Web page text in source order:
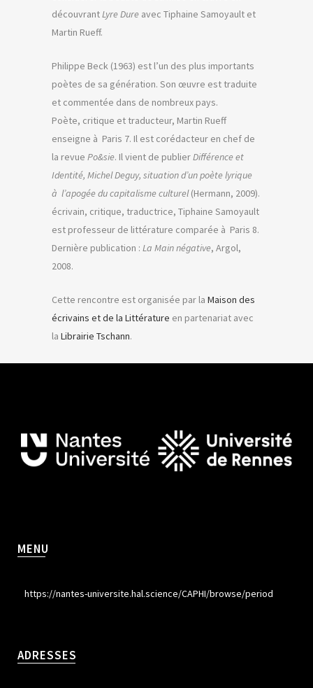
découvrantLyre Dure avec Tiphaine Samoyault et
Martin Rueff.
Philippe Beck (1963) est l’un des plus importants
poètes de sa génération. Son œuvre est traduite
et commentée dans de nombreux pays.
Poète, critique et traducteur, Martin Rueff
enseigne à Paris 7. Il est corédacteur en chef de
la revue Po&sie. Il vient de publierDifférence et
Identité, Michel Deguy, situation d’un poète lyrique
à l’apogée du capitalisme culturel(Hermann, 2009).
écrivain, critique, traductrice, Tiphaine Samoyault
est professeur de littérature comparée à Paris 8.
Dernière publication : La Main négative, Argol,
2008.
Cette rencontre est organisée par la Maison des
écrivains et de la Littérature en partenariat avec
la Librairie Tschann.
MENU
https://nantes-universite.hal.science/CAPHI/browse/period
ADRESSES